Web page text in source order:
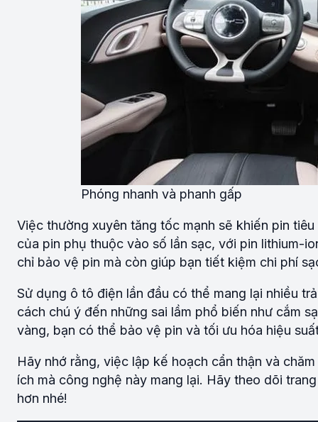
Phóng nhanh và phanh gấp
Việc thường xuyên tăng tốc mạnh sẽ khiến pin
của pin phụ thuộc vào số lần sạc, với pin lithium-
chỉ bảo vệ pin mà còn giúp bạn tiết kiệm chi phí
Sử dụng ô tô điện lần đầu có thể mang lại nhiều
cách chú ý đến những sai lầm phổ biến như cắm
vàng, bạn có thể bảo vệ pin và tối ưu hóa hiệu
Hãy nhớ rằng, việc lập kế hoạch cẩn thận và
ích mà công nghệ này mang lại. Hãy theo dõi
hơn nhé!